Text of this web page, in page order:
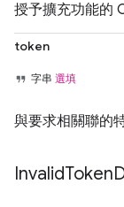
授予擴充功能的
token
字串 選填
與要求相關聯的
InvalidToken